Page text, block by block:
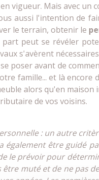
en vigueur. Mais avec un
aussi l'intention de
le terrain, obtenir le
part peut se révéler
s'avèrent
poser avant de
famille... et là
alors qu'en maison
de vos voisins.
: un autre
également être guidé
le prévoir pour
être muté et de ne pas